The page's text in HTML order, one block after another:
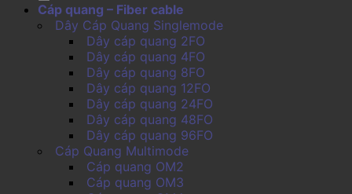
Cáp quang – Fiber cable
Dây Cáp Quang Singlemode
Dây cáp quang 2FO
Dây cáp quang 4FO
Dây cáp quang 8FO
Dây cáp quang 12FO
Dây cáp quang 24FO
Dây cáp quang 48FO
Dây cáp quang 96FO
Cáp Quang Multimode
Cáp quang OM2
Cáp quang OM3